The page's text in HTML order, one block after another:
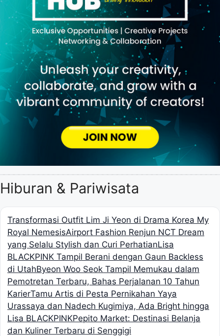
Hiburan & Pariwisata
Transformasi Outfit Lim Ji Yeon di Drama Korea My
Royal NemesisAirport Fashion Renjun NCT Dream
yang Selalu Stylish dan Curi PerhatianLisa
BLACKPINK Tampil Berani dengan Gaun Backless
di UtahByeon Woo Seok Tampil Memukau dalam
Pemotretan Terbaru, Bahas Perjalanan 10 Tahun
KarierTamu Artis di Pesta Pernikahan Yaya
Urassaya dan Nadech Kugimiya, Ada Bright hingga
Lisa BLACKPINKPepito Market: Destinasi Belanja
dan Kuliner Terbaru di Senggigi